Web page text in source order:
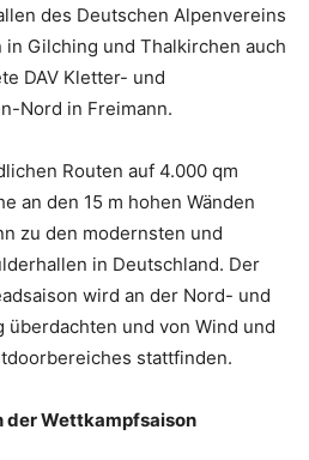
des Deutschen Alpenvereins
Gilching und Thalkirchen auch
DAV Kletter- und
Nord in Freimann.
Routen auf 4.000 qm
an den 15 m hohen Wänden
zu den modernsten und
in Deutschland. Der
wird an der Nord- und
überdachten und von Wind und
stattfinden.
der Wettkampfsaison